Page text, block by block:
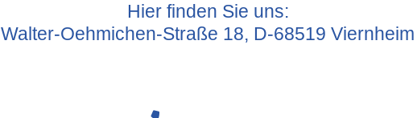
Hier finden Sie uns:
Walter-Oehmichen-Straße 18, D-68519 Viernheim